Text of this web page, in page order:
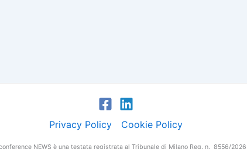
Privacy Policy Cookie Policy
NEWS è una testata registrata al Tribunale di Milano Reg. n. 8556/2026